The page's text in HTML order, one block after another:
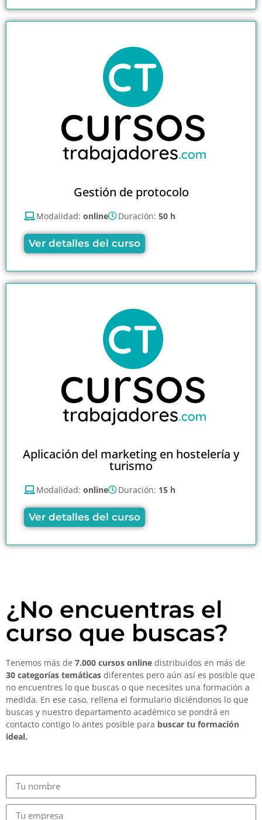
Gestión de protocolo
Modalidad: online Duración: 50 h
Ver detalles del curso
Aplicación del marketing en hostelería y
turismo
Modalidad: online Duración: 15 h
Ver detalles del curso
¿No encuentras el
curso que buscas?
Tenemos más de 7.000 cursos online distribuidos en más de
30 categorías temáticas diferentes pero aún así es posible que
no encuentres lo que buscas o que necesites una formación a
medida. En ese caso, rellena el formulario diciéndonos lo que
buscas y nuestro departamento académico se pondrá en
contacto contigo lo antes posible para buscar tu formación
ideal.